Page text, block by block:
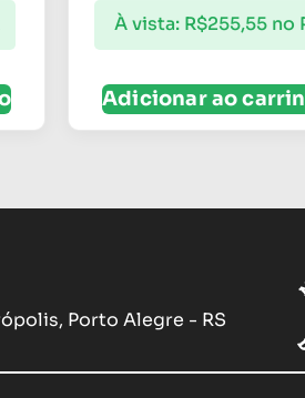
À vista: R$255,55 no
Adicionar ao
Porto Alegre - RS